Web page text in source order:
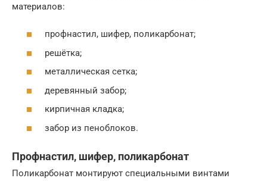
материалов:
профнастил, шифер, поликарбонат;
решётка;
металлическая сетка;
деревянный забор;
кирпичная кладка;
забор из пеноблоков.
Профнастил, шифер, поликарбонат
Поликарбонат монтируют специальными винтами